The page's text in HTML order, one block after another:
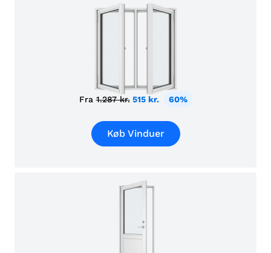
Fra 1.287 kr. 515 kr. 60%
Køb Vinduer